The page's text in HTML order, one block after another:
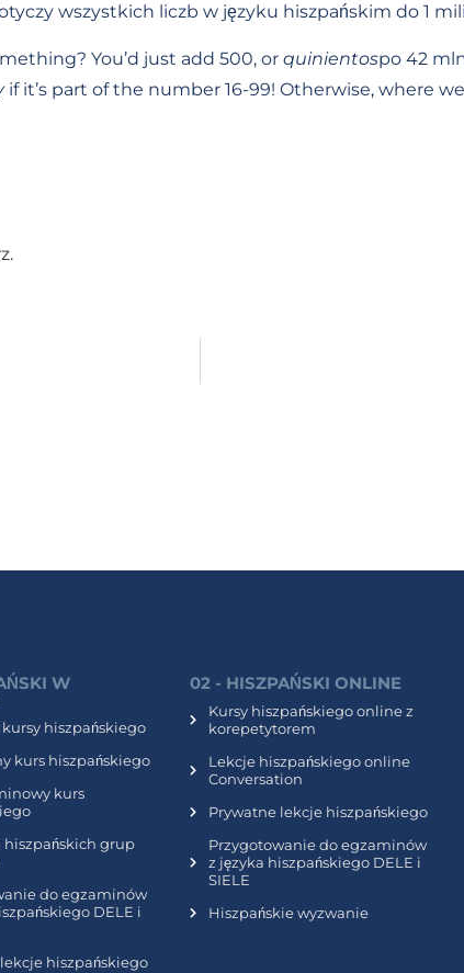
wszystkich liczb w języku hiszpańskim do 1
You’d just add 500, or quinientospo 42
if it’s part of the number 16-99! Otherwise, where
W
kursy hiszpańskiego
kurs hiszpańskiego
kurs
hiszpańskich grup
do egzaminów
DELE i
hiszpańskiego
02 - HISZPAŃSKI ONLINE
Kursy hiszpańskiego online z
korepetytorem
Lekcje hiszpańskiego online
Conversation
Prywatne lekcje hiszpańskiego
Przygotowanie do egzaminów
z języka hiszpańskiego DELE i
SIELE
Hiszpańskie wyzwanie